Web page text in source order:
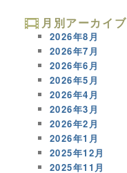
月別アーカイブ
2026年8月
2026年7月
2026年6月
2026年5月
2026年4月
2026年3月
2026年2月
2026年1月
2025年12月
2025年11月